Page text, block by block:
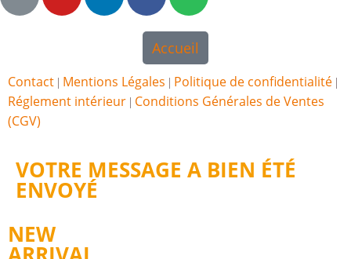
Accueil
Contact | Mentions Légales | Politique de confidentialité |
Réglement intérieur | Conditions Générales de Ventes
(CGV)
VOTRE MESSAGE A BIEN ÉTÉ
ENVOYÉ
NEW